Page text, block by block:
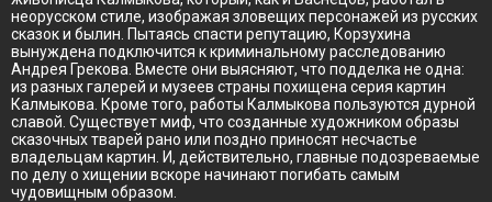
неорусском стиле, изображая зловещих персонажей из русских
сказок и былин. Пытаясь спасти репутацию, Корзухина
вынуждена подключится к криминальному расследованию
Андрея Грекова. Вместе они выясняют, что подделка не одна:
из разных галерей и музеев страны похищена серия картин
Калмыкова. Кроме того, работы Калмыкова пользуются дурной
славой. Существует миф, что созданные художником образы
сказочных тварей рано или поздно приносят несчастье
владельцам картин. И, действительно, главные подозреваемые
по делу о хищении вскоре начинают погибать самым
чудовищным образом.